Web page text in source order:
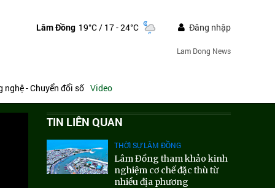
Lâm Đồng 19°C/ 17 - 24°C Đăng nhập
Lam Dong News
nghệ - Chuyển đổi số Video
TIN LIÊN QUAN
THỜI SỰ LÂM ĐỒNG
Lâm Đồng tham khảo kinh
nghiệm cơ chế đặc thù từ
nhiều địa phương